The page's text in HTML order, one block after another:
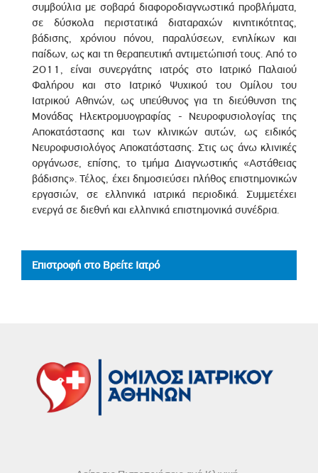
συμβούλια με σοβαρά διαφοροδιαγνωστικά προβλήματα,
σε δύσκολα περιστατικά διαταραχών κινητικότητας,
βάδισης, χρόνιου πόνου, παραλύσεων, ενηλίκων και
παίδων, ως και τη θεραπευτική αντιμετώπισή τους. Από το
2011, είναι συνεργάτης ιατρός στο Ιατρικό Παλαιού
Φαλήρου και στο Ιατρικό Ψυχικού του Ομίλου του
Ιατρικού Αθηνών, ως υπεύθυνος για τη διεύθυνση της
Μονάδας Ηλεκτρομυογραφίας - Νευροφυσιολογίας της
Αποκατάστασης και των κλινικών αυτών, ως ειδικός
Νευροφυσιολόγος Αποκατάστασης. Στις ως άνω κλινικές
οργάνωσε, επίσης, το τμήμα Διαγνωστικής «Αστάθειας
βάδισης». Τέλος, έχει δημοσιεύσει πλήθος επιστημονικών
εργασιών, σε ελληνικά ιατρικά περιοδικά. Συμμετέχει
ενεργά σε διεθνή και ελληνικά επιστημονικά συνέδρια.
Επιστροφή στο Βρείτε Ιατρό